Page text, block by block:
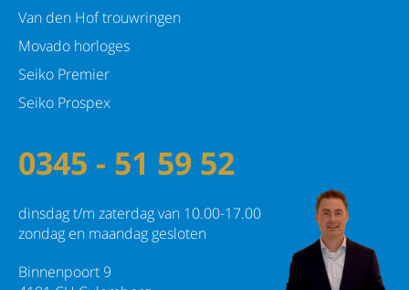
Van den Hof trouwringen
Movado horloges
Seiko Premier
Seiko Prospex
0345 - 51 59 52
dinsdag t/m zaterdag van 10.00-17.00
zondag en maandag gesloten
Binnenpoort 9